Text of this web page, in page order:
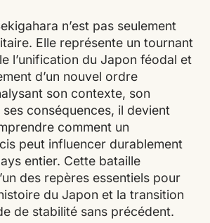
n’est pas seulement
Elle représente un tournant
l’unification du Japon féodal et
d’un nouvel ordre
son contexte, son
conséquences, il devient
comment un
peut influencer durablement
entier. Cette bataille
des repères essentiels pour
du Japon et la transition
de stabilité sans précédent.